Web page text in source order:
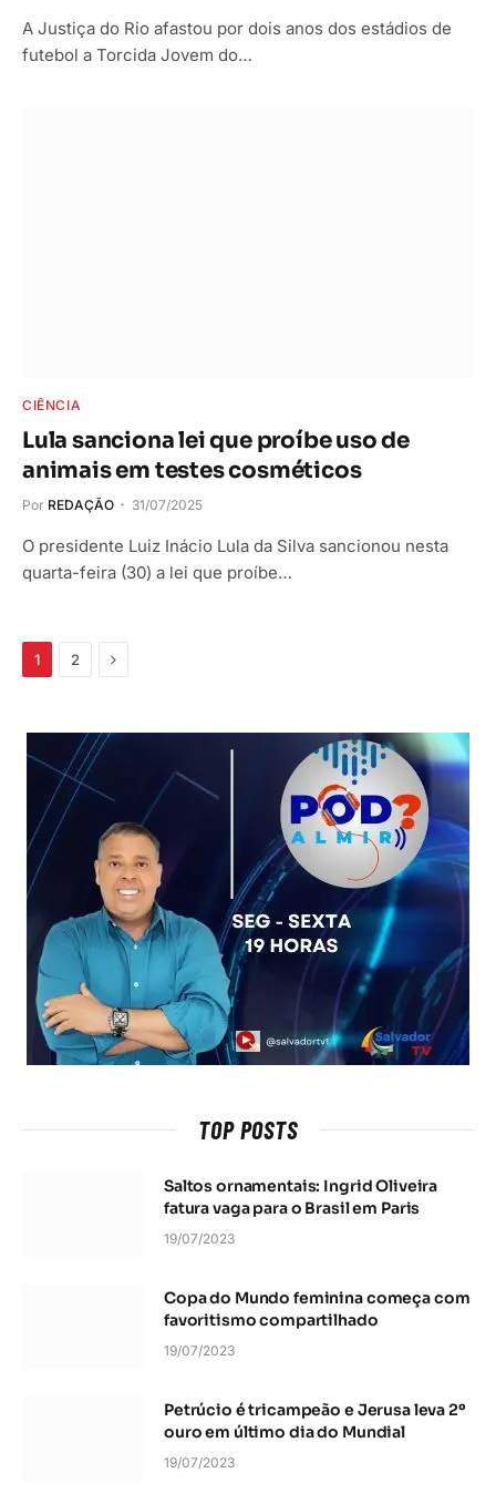
A Justiça do Rio afastou por dois anos dos estádios de
futebol a Torcida Jovem do…
CIÊNCIA
Lula sanciona lei que proíbe uso de
animais em testes cosméticos
Por REDAÇÃO 31/07/2025
O presidente Luiz Inácio Lula da Silva sancionou nesta
quarta-feira (30) a lei que proíbe…
1 2 Próximo
TOP POSTS
Saltos ornamentais: Ingrid Oliveira
fatura vaga para o Brasil em Paris
19/07/2023
Copa do Mundo feminina começa com
favoritismo compartilhado
19/07/2023
Petrúcio é tricampeão e Jerusa leva 2º
ouro em último dia do Mundial
19/07/2023